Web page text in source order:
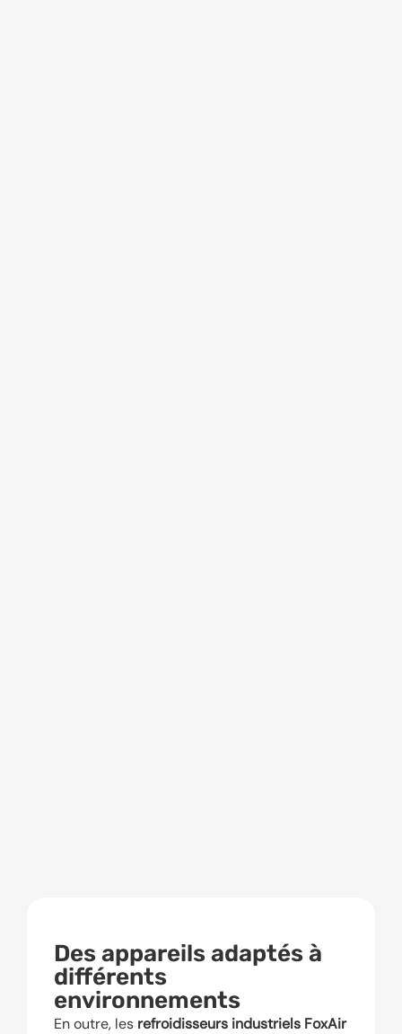
Des appareils adaptés à
différents
environnements
En outre, les refroidisseurs industriels FoxAir